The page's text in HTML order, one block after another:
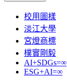
校用圖樣
淡江大學
宮燈商標
樸實剛毅
AI+SDGs=∞
ESG+AI=∞